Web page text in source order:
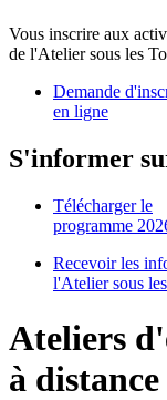
Vous inscrire aux
de l'Atelier sous les
Demande
en ligne
S'informer
Télécharger le
programme
Recevoir les
l'Atelier sous
Ateliers
à